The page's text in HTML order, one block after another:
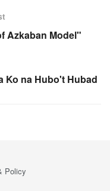
Azkaban Model"
Ko na Hubo't Hubad
Policy